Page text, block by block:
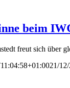
beim
freut sich über
21/